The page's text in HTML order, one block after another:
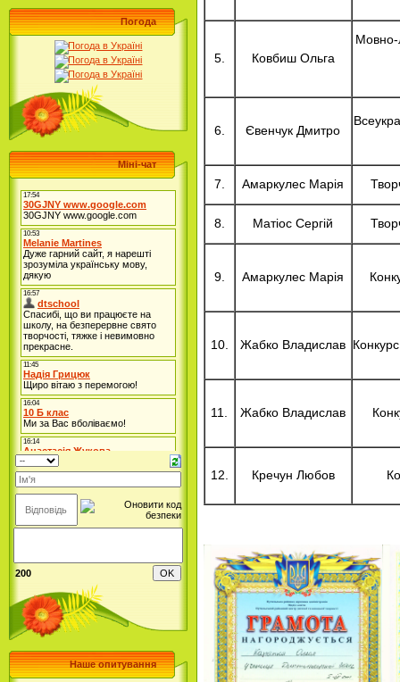
Погода
Міні-чат
200
Наше опитування
5. Ковбиш Ольга
Мовно-
6. Євенчук Дмитро
7. Амаркулес Марія
8. Матіос Сергій
9. Амаркулес Марія
10. Жабко Владислав
11. Жабко Владислав
12. Кречун Любов